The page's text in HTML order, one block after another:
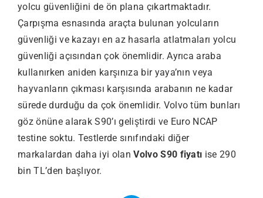
yolcu güvenliğini de ön plana çıkartmaktadır.
Çarpışma esnasında araçta bulunan yolcuların
güvenliği ve kazayı en az hasarla atlatmaları yolcu
güvenliği açısından çok önemlidir. Ayrıca araba
kullanırken aniden karşınıza bir yaya’nın veya
hayvanların çıkması karşısında arabanın ne kadar
sürede durduğu da çok önemlidir. Volvo tüm bunları
göz önüne alarak S90’ı geliştirdi ve Euro NCAP
testine soktu. Testlerde sınıfındaki diğer
markalardan daha iyi olanVolvo S90 fiyatı ise 290
bin TL’den başlıyor.